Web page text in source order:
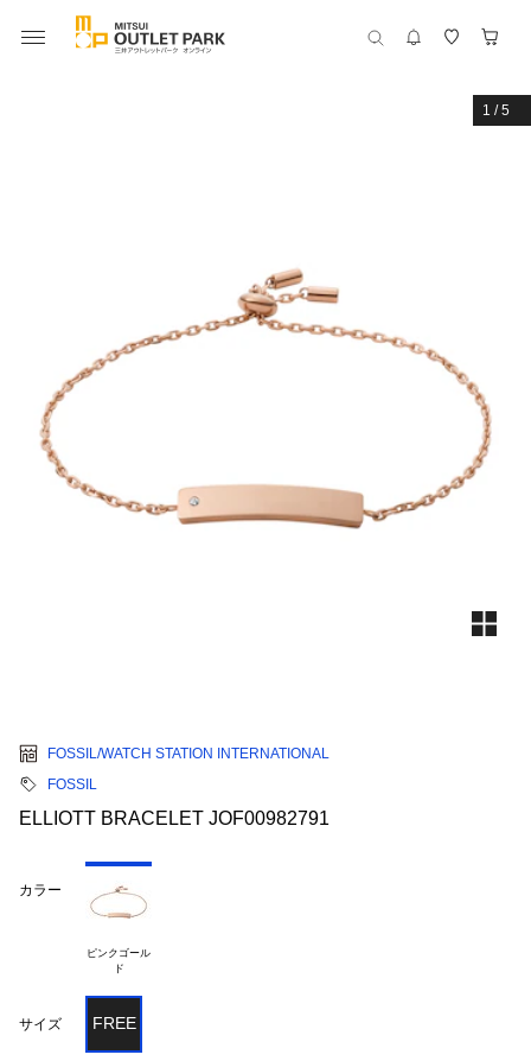
1 /5
FOSSIL/WATCH STATION INTERNATIONAL
FOSSIL
ELLIOTT BRACELET JOF00982791
カラー
ピンクゴール
サイズ FREE